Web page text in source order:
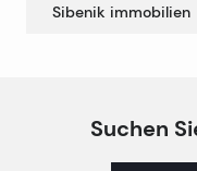
Sibenik immobilien
Suchen